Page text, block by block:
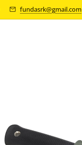
fundasrk@gmail.com